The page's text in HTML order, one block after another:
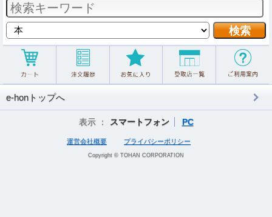
e-honトップへ
表示 ： スマートフォン PC
運営会社概要 プライバシーポリシー
Copyright © TOHAN CORPORATION